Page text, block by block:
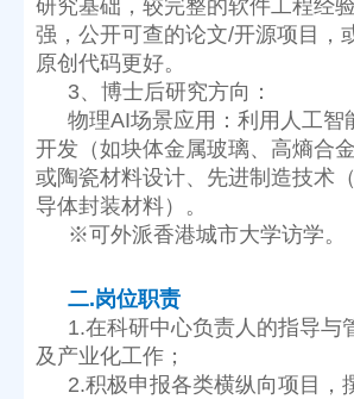
原创代码更好。
3、博士后研究方向：
导体封装材料）。
※可外派香港城市大学访学。
二.岗位职责
及产业化工作；